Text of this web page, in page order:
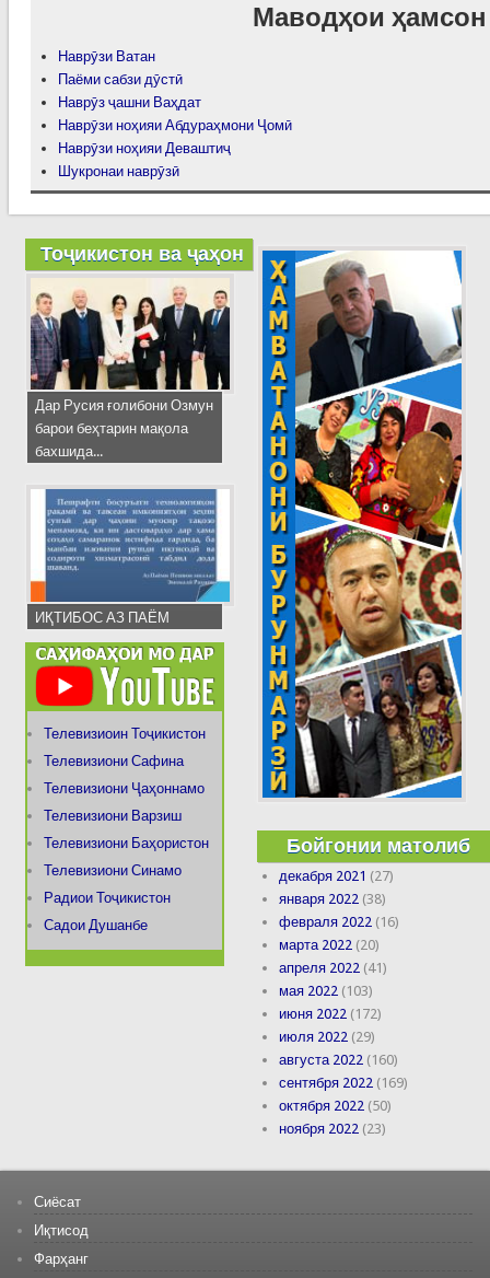
Маводҳои ҳамсон
Наврӯзи Ватан
Паёми сабзи дӯстӣ
Наврӯз ҷашни Ваҳдат
Наврӯзи ноҳияи Абдураҳмони Ҷомӣ
Наврӯзи ноҳияи Деваштиҷ
Шукронаи наврӯзӣ
Тоҷикистон ва ҷаҳон
Дар Русия ғолибони Озмун
барои беҳтарин мақола
бахшида...
ИҚТИБОС АЗ ПАЁМ
Телевизиоин Тоҷикистон
Телевизиони Сафина
Телевизиони Ҷаҳоннамо
Телевизиони Варзиш
Телевизиони Баҳористон
Телевизиони Синамо
Радиои Тоҷикистон
Садои Душанбе
Бойгонии матолиб
декабря 2021 (27)
января 2022 (38)
февраля 2022 (16)
марта 2022 (20)
апреля 2022 (41)
мая 2022 (103)
июня 2022 (172)
июля 2022 (29)
августа 2022 (160)
сентября 2022 (169)
октября 2022 (50)
ноября 2022 (23)
Сиёсат
Иқтисод
Фарҳанг